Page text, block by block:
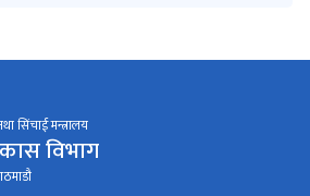
सिंचाई मन्त्रालय
विभाग